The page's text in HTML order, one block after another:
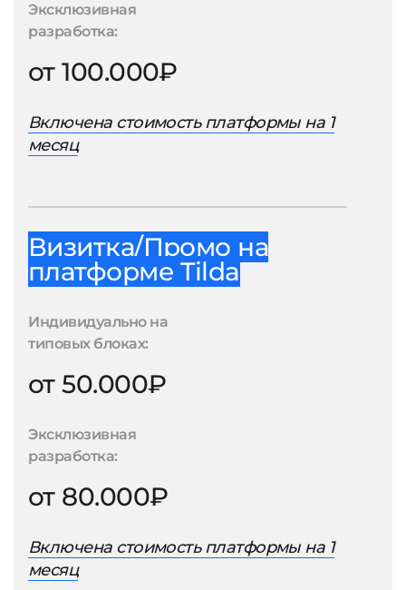
Эксклюзивная
разработка:
от 100.000₽
Включена стоимость платформы на 1
месяц
Визитка/Промо на
платформе Tilda
Индивидуально на
типовых блоках:
от 50.000₽
Эксклюзивная
разработка:
от 80.000₽
Включена стоимость платформы на 1
месяц